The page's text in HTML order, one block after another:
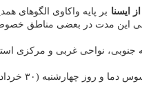
ایسنا بر پایه واکاوی
این مدت در بعضی مناطق
جنوبی، نواحی غربی و مرکزی